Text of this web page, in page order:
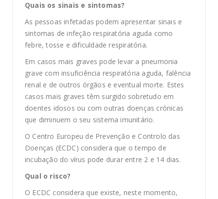
Quais os sinais e sintomas?
As pessoas infetadas podem apresentar sinais e
sintomas de infeção respiratória aguda como
febre, tosse e dificuldade respiratória.
Em casos mais graves pode levar a pneumonia
grave com insuficiência respiratória aguda, falência
renal e de outros órgãos e eventual morte. Estes
casos mais graves têm surgido sobretudo em
doentes idosos ou com outras doenças crónicas
que diminuem o seu sistema imunitário.
O Centro Europeu de Prevenção e Controlo das
Doenças (ECDC) considera que o tempo de
incubação do vírus pode durar entre 2 e 14 dias.
Qual o risco?
O ECDC considera que existe, neste momento,